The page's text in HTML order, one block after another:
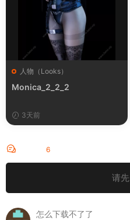
人物（Looks）
Monica_2_2_2
3天前
6
请先
怎么下载不了了